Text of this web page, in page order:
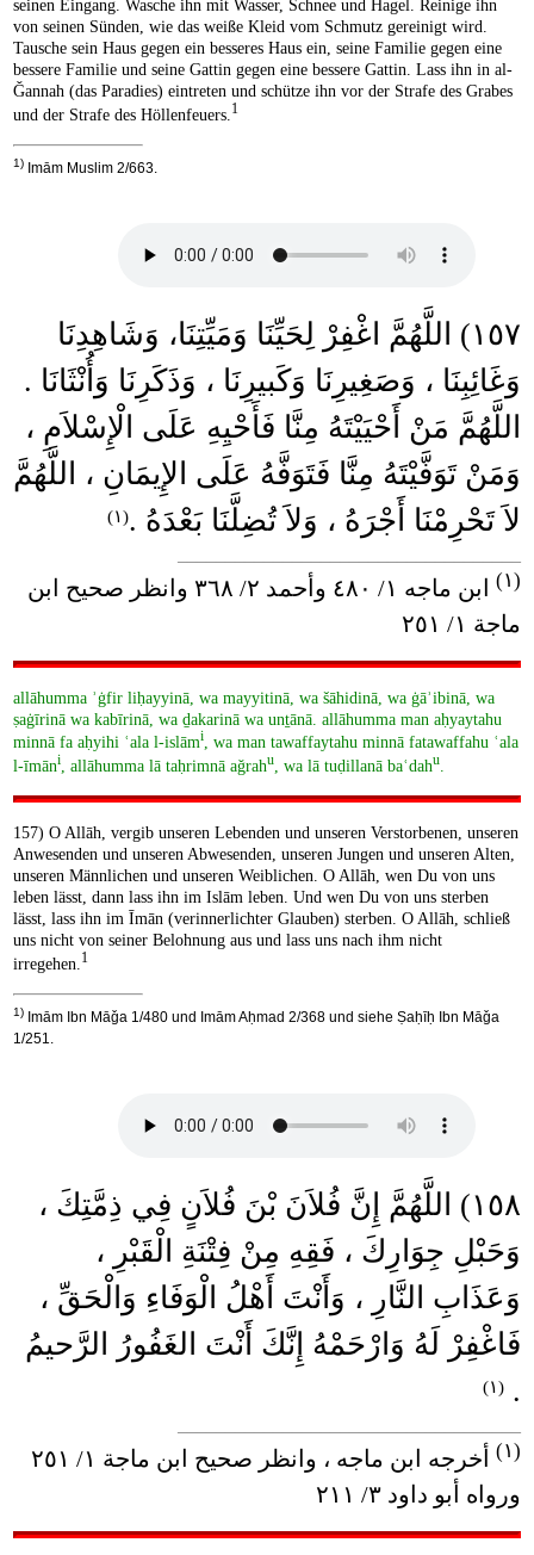
seinen Eingang. Wasche ihn mit Wasser, Schnee und Hagel. Reinige ihn
von seinen Sünden, wie das weiße Kleid vom Schmutz gereinigt wird.
Tausche sein Haus gegen ein besseres Haus ein, seine Familie gegen eine
bessere Familie und seine Gattin gegen eine bessere Gattin. Lass ihn in al-
Ǧannah (das Paradies) eintreten und schütze ihn vor der Strafe des Grabes
und der Strafe des Höllenfeuers. 1
1) Imām Muslim 2/663.
١٥٧) اللَّهُمَّ اغْفِرْ لِحَيِّنَا وَمَيِّتِنَا، وَشَاهِدِنَا
وَغَائِبِنَا ، وَصَغِيرِنَا وَكَبيرِنَا ، وَذَكَرِنَا وَأُنْثَانَا .
اللَّهُمَّ مَنْ أَحْيَيْتَهُ مِنَّا فَأَحْيِهِ عَلَى الْإِسْلاَمِ ،
وَمَنْ تَوَفَّيْتَهُ مِنَّا فَتَوَفَّهُ عَلَى الإِيمَانِ ، اللَّهُمَّ
لاَ تَحْرِمْنَا أَجْرَهُ ، وَلاَ تُضِلَّنَا بَعْدَهُ .(١)
(١)
ابن ماجه ١/ ٤٨٠ وأحمد ٢/ ٣٦٨ وانظر صحيح ابن
ماجة ١/ ٢٥١
allāhumma ʾġfir liḥayyinā, wa mayyitinā, wa šāhidinā, wa ġāʾibinā, wa
ṣaġīrinā wa kabīrinā, wa ḏakarinā wa unṯānā. allāhumma man aḥyaytahu
minnā fa aḥyihi ʿala l-islāmi, wa man tawaffaytahu minnā fatawaffahu ʿala
l-īmāni , allāhumma lā taḥrimnā aǧrahu , wa lā tuḍillanā baʿdahu
157) O Allāh, vergib unseren Lebenden und unseren Verstorbenen, unseren
Anwesenden und unseren Abwesenden, unseren Jungen und unseren Alten,
unseren Männlichen und unseren Weiblichen. O Allāh, wen Du von uns
leben lässt, dann lass ihn im Islām leben. Und wen Du von uns sterben
lässt, lass ihn im Īmān (verinnerlichter Glauben) sterben. O Allāh, schließ
uns nicht von seiner Belohnung aus und lass uns nach ihm nicht
irregehen. 1
1) Imām Ibn Māǧa 1/480 und Imām Aḥmad 2/368 und siehe Ṣaḥīḥ Ibn Māǧa
1/251.
١٥٨) اللَّهُمَّ إِنَّ فُلاَنَ بْنَ فُلاَنٍ فِي ذِمَّتِكَ ،
وَحَبْلِ جِوَارِكَ ، فَقِهِ مِنْ فِتْنَةِ الْقَبْرِ ،
وَعَذَابِ النَّارِ ، وَأَنْتَ أَهْلُ الْوَفَاءِ وَالْحَقِّ ،
فَاغْفِرْ لَهُ وَارْحَمْهُ إِنَّكَ أَنْتَ الغَفُورُ الرَّحيمُ
. (١)
(١)
أخرجه ابن ماجه ، وانظر صحيح ابن ماجة ١/ ٢٥١
ورواه أبو داود ٣/ ٢١١